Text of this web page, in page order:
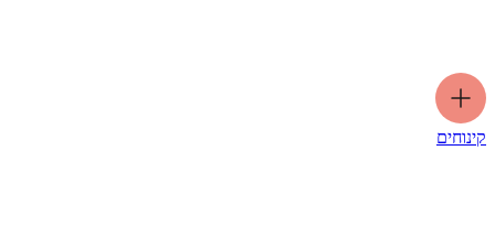
קינוחים